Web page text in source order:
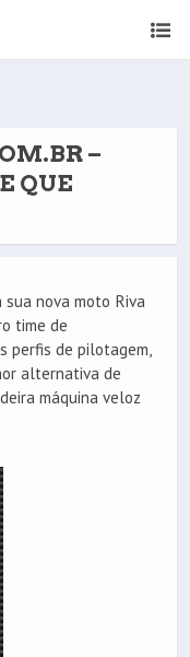
–
QUE
nova moto Riva
time de
perfis de pilotagem,
alternativa de
máquina veloz